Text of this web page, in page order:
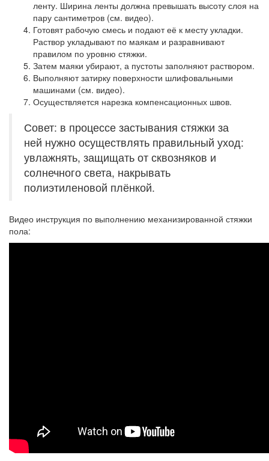
ленту. Ширина ленты должна превышать высоту слоя на
пару сантиметров (см. видео).
Готовят рабочую смесь и подают её к месту укладки.
Раствор укладывают по маякам и разравнивают
правилом по уровню стяжки.
Затем маяки убирают, а пустоты заполняют раствором.
Выполняют затирку поверхности шлифовальными
машинами (см. видео).
Осуществляется нарезка компенсационных швов.
Совет: в процессе застывания стяжки за
ней нужно осуществлять правильный уход:
увлажнять, защищать от сквозняков и
солнечного света, накрывать
полиэтиленовой плёнкой.
Видео инструкция по выполнению механизированной стяжки
пола: